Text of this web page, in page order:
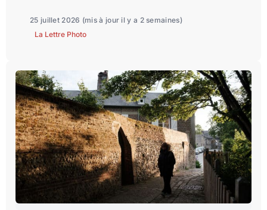
25 juillet 2026 (mis à jour il y a 2 semaines)
La Lettre Photo